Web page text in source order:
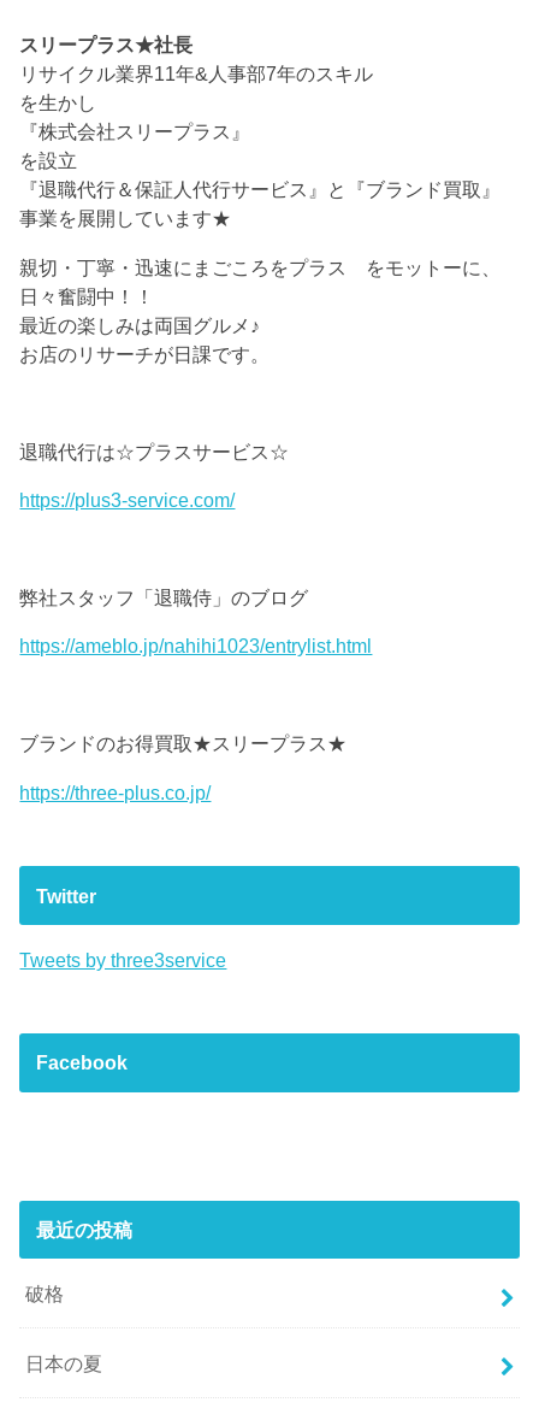
スリープラス★社長
リサイクル業界11年&人事部7年のスキル
を生かし
『株式会社スリープラス』
を設立
『退職代行＆保証人代行サービス』と『ブランド買取』
事業を展開しています★
親切・丁寧・迅速にまごころをプラス をモットーに、
日々奮闘中！！
最近の楽しみは両国グルメ♪
お店のリサーチが日課です。
退職代行は☆プラスサービス☆
https://plus3-service.com/
弊社スタッフ「退職侍」のブログ
https://ameblo.jp/nahihi1023/entrylist.html
ブランドのお得買取★スリープラス★
https://three-plus.co.jp/
Twitter
Tweets by three3service
Facebook
最近の投稿
破格
日本の夏